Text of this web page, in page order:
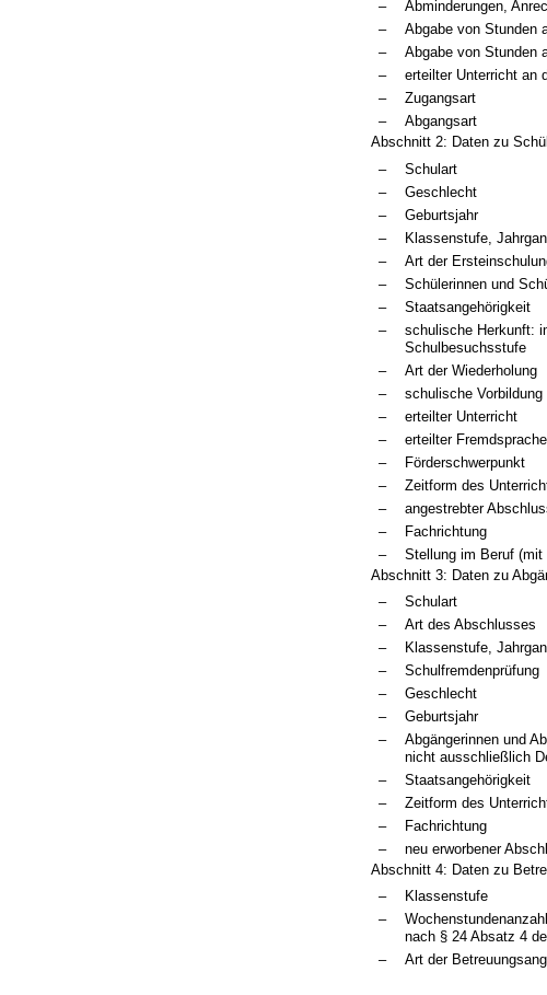
–
Abminderungen,
–
Abgabe von Stunden
–
Abgabe von Stunden
–
erteilter Unterricht an
–
Zugangsart
–
Abgangsart
Abschnitt 2: Daten zu
–
Schulart
–
Geschlecht
–
Geburtsjahr
–
Klassenstufe,
–
Art der
–
Schülerinnen und
–
Staatsangehörigkeit
–
schulische Herkunft:
Schulbesuchsstufe
–
Art der Wiederholung
–
schulische Vorbildung
–
erteilter Unterricht
–
erteilter
–
Förderschwerpunkt
–
Zeitform des
–
angestrebter
–
Fachrichtung
–
Stellung im Beruf (mit
Abschnitt 3: Daten zu
–
Schulart
–
Art des Abschlusses
–
Klassenstufe,
–
Schulfremdenprüfung
–
Geschlecht
–
Geburtsjahr
–
Abgängerinnen und
nicht ausschließlich
–
Staatsangehörigkeit
–
Zeitform des
–
Fachrichtung
–
neu erworbener
Abschnitt 4: Daten zu
–
Klassenstufe
–
nach § 24 Absatz 4
–
Art der